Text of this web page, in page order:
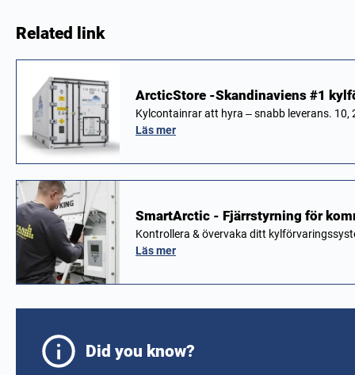
Related link
ArcticStore -Skandinaviens #1
Kylcontainrar att hyra – snabb leverans.
Läs mer
SmartArctic - Fjärrstyrning för
Kontrollera & övervaka ditt
Läs mer
Did you know?